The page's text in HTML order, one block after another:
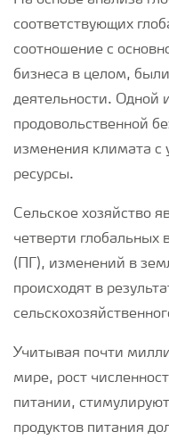
соответствующих
соотношение с
бизнеса в целом,
деятельности. Одной
продовольственной
изменения климата с
ресурсы.
Сельское хозяйство
четверти глобальных
(ПГ), изменений в
происходят в
Учитывая почти
мире, рост
питании,
продуктов питания